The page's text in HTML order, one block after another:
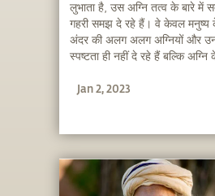
लुभाता है, उस अग्नि तत्व के बारे में
गहरी समझ दे रहे हैं। वे केवल मनुष्य
अंदर की अलग अलग अग्नियों और
स्पष्टता ही नहीं दे रहे हैं बल्कि
Jan 2, 2023